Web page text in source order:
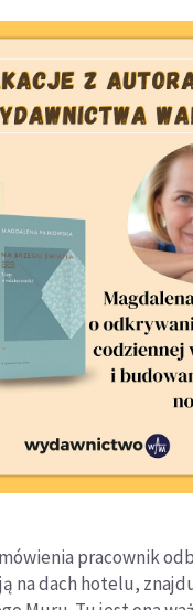
pracownik
na dach hotelu,